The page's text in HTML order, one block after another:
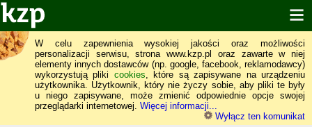
W celu zapewnienia wysokiej jakości oraz możliwości
personalizacji serwisu, strona www.kzp.pl oraz zawarte w niej
elementy innych dostawców (np. google, facebook, reklamodawcy)
wykorzystują pliki cookies, które są zapisywane na urządzeniu
użytkownika. Użytkownik, który nie życzy sobie, aby pliki te były
u niego zapisywane, może zmienić odpowiednie opcje swojej
przeglądarki internetowej. Więcej informacji...
Wyłącz ten komunikat